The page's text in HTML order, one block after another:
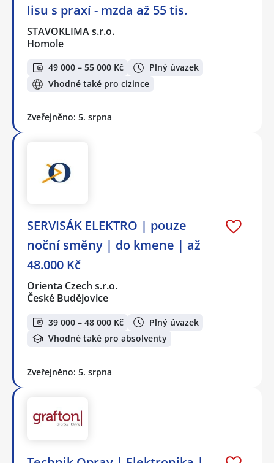
lisu s praxí - mzda až 55 tis.
STAVOKLIMA s.r.o.
Homole
49 000 – 55 000 Kč
Plný úvazek
Vhodné také pro cizince
Zveřejněno: 5. srpna
SERVISÁK ELEKTRO | pouze
noční směny | do kmene | až
48.000 Kč
Orienta Czech s.r.o.
České Budějovice
39 000 – 48 000 Kč
Plný úvazek
Vhodné také pro absolventy
Zveřejněno: 5. srpna